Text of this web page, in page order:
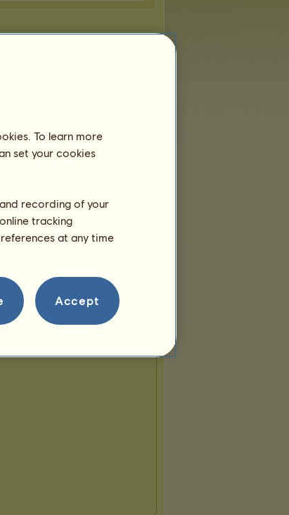
To learn more
set your cookies
recording of your
tracking
at any time
Accept